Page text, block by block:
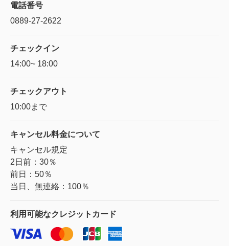
電話番号
0889-27-2622
チェックイン
14:00~ 18:00
チェックアウト
10:00まで
キャンセル料金について
キャンセル規定
2日前：30％
前日：50％
当日、無連絡：100％
利用可能なクレジットカード